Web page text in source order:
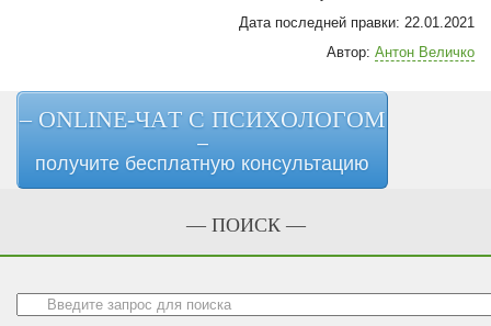
Дата последней правки: 22.01.2021
Автор: Антон Величко
– ONLINE-ЧАТ С ПСИХОЛОГОМ
–
получите бесплатную консультацию
— ПОИСК —